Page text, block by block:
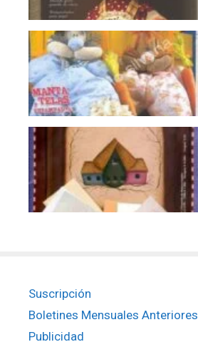
Suscripción
Boletines Mensuales Anteriores
Publicidad